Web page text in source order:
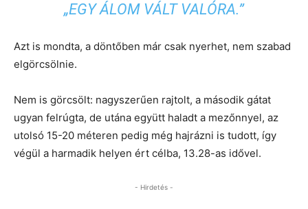
„EGY ÁLOM VÁLT VALÓRA.”
Azt is mondta, a döntőben már csak nyerhet, nem szabad
elgörcsölnie.
Nem is görcsölt: nagyszerűen rajtolt, a második gátat
ugyan felrúgta, de utána együtt haladt a mezőnnyel, az
utolsó 15-20 méteren pedig még hajrázni is tudott, így
végül a harmadik helyen ért célba, 13.28-as idővel.
- Hirdetés -